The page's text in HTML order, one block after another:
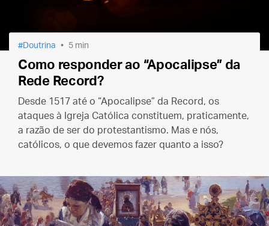
Doutrina 5 min
Como responder ao “Apocalipse” da
Rede Record?
Desde 1517 até o “Apocalipse” da Record, os
ataques à Igreja Católica constituem, praticamente,
a razão de ser do protestantismo. Mas e nós,
católicos, o que devemos fazer quanto a isso?